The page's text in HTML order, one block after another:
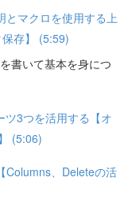
とマクロを使用する上
存】 (5:59)
書いて基本を身につ
ツ3つを活用する【オ
(5:06)
Columns、Deleteの活